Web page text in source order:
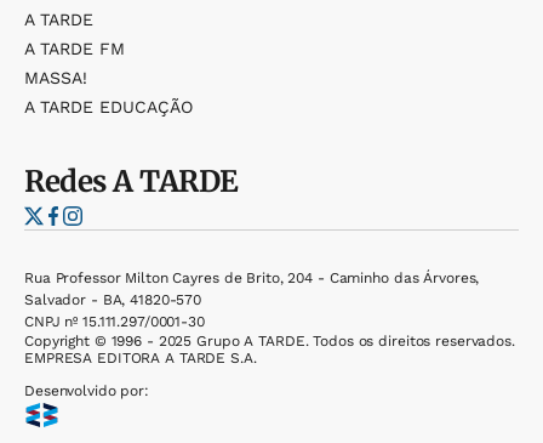
A TARDE
A TARDE FM
MASSA!
A TARDE EDUCAÇÃO
RedesA TARDE
Rua Professor Milton Cayres de Brito, 204 - Caminho das Árvores,
Salvador - BA, 41820-570
CNPJ nº 15.111.297/0001-30
Copyright © 1996 - 2025 Grupo A TARDE. Todos os direitos reservados.
EMPRESA EDITORA A TARDE S.A.
Desenvolvido por: